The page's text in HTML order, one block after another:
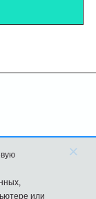
или
×